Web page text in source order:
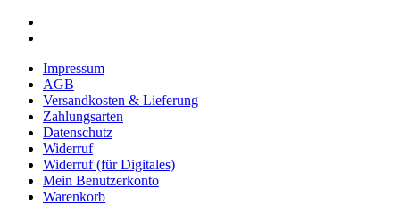
Skip
contentImpressum
AGB
Versandkosten & Lieferung
Zahlungsarten
Datenschutz
Widerruf
Widerruf (für Digitales)
Mein Benutzerkonto
Warenkorb